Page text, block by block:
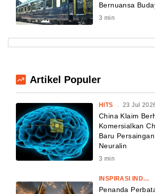
Bernuansa
3 min
Artikel Populer
HITS 23 Jul
China Klaim
Komersialkan
Baru
Neuralin
3 min
INSPIRASI INDONESIA
Penanda